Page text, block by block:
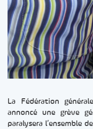
La Fédération
annoncé une grève
paralysera l’ensemble